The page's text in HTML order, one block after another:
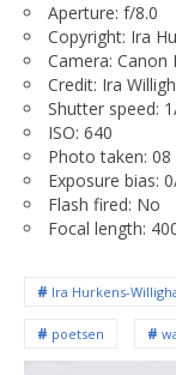
Aperture: f/8.0
Copyright: Ira
Camera: Canon
Credit: Ira
Shutter speed:
ISO: 640
Photo taken: 08
Exposure bias:
Flash fired: No
Focal length:
Ira Hurkens-
poetsen